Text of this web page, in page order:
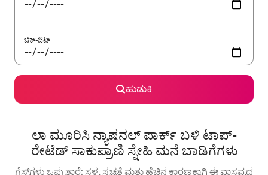
ಚೆಕ್-ಔಟ್
ಹುಡುಕಿ
ಲಾ ಮೂರಿಸಿ ನ್ಯಾಷನಲ್ ಪಾರ್ಕ್ ಬಳಿ ಟಾಪ್-
ರೇಟೆಡ್ ಸಾಕುಪ್ರಾಣಿ ಸ್ನೇಹಿ ಮನೆ ಬಾಡಿಗೆಗಳು
ಗೆಸ್ಟ್‌ಗಳು ಒಪ್ಪುತ್ತಾರೆ: ಸ್ಥಳ, ಸ್ವಚ್ಛತೆ ಮತ್ತು ಹೆಚ್ಚಿನ ಕಾರಣಕ್ಕಾಗಿ ಈ ವಾಸ್ತವ್ಯದ